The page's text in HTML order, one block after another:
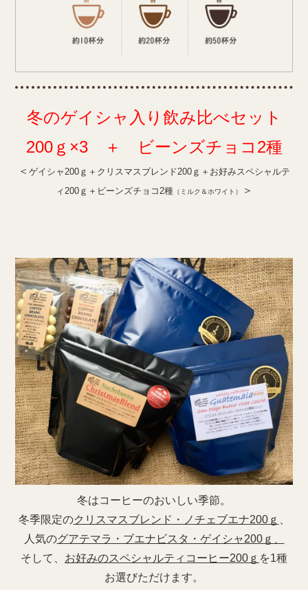
冬のゲイシャ入り 飲み比べセット
200ｇ×3 ＋ ビーンズチョコ2種
＜ ゲイシャ200ｇ＋クリスマスブレンド200ｇ＋お好みスペシャルテ
ィ200ｇ＋ビーンズチョコ2種（ミルク＆ホワイト） ＞
冬はコーヒーのおいしい季節。
冬季限定のクリスマスブレンド・ノチェブエナ200ｇ 、
人気のグアテマラ・ブエナビスタ・ゲイシャ200ｇ、
そして、 お好みのスペシャルティコーヒー200ｇ を1種
お選びただけます。